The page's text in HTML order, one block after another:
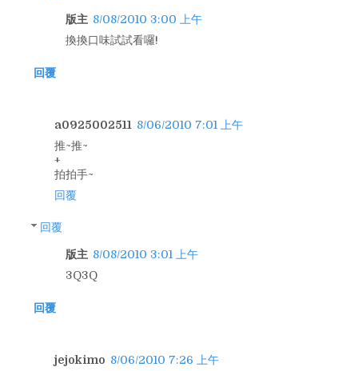
版主 8/08/2010 3:00 上午
換換口味試試看囉!
回覆
a0925002511 8/06/2010 7:01 上午
推~推~
+
拍拍手~
回覆
回覆
版主 8/08/2010 3:01 上午
3Q3Q
回覆
jejokimo 8/06/2010 7:26 上午